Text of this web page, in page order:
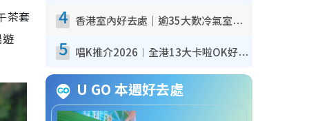
茶套
4 香港室內好去處｜逾35大歎冷氣室內好去處推介 室內活動免費避雨無懼落雨
5 唱K推介2026︱全港13大卡啦OK好去處！最平$36起 日文K都有！(附地址+收費詳情)
U GO 本週好去處